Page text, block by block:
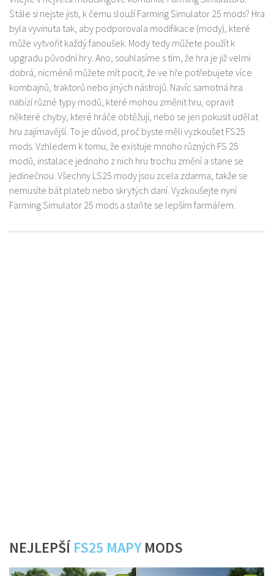
Stále si nejste jisti, k čemu slouží Farming Simulator 25 mods? Hra
byla vyvinuta tak, aby podporovala modifikace (mody), které
může vytvořit každý fanoušek. Mody tedy můžete použít k
upgradu původní hry. Ano, souhlasíme s tím, že hra je již velmi
dobrá, nicméně můžete mít pocit, že ve hře potřebujete více
kombajnů, traktorů nebo jiných nástrojů. Navíc samotná hra
nabízí různé typy modů, které mohou změnit hru, opravit
některé chyby, které hráče obtěžují, nebo se jen pokusit udělat
hru zajímavější. To je důvod, proč byste měli vyzkoušet FS25
mods. Vzhledem k tomu, že existuje mnoho různých FS 25
modů, instalace jednoho z nich hru trochu změní a stane se
jedinečnou. Všechny LS25 mody jsou zcela zdarma, takže se
nemusíte bát plateb nebo skrytých daní. Vyzkoušejte nyní
Farming Simulator 25 mods a staňte se lepším farmářem.
NEJLEPŠÍ FS25 MAPYMODS